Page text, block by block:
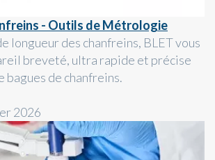
- Outils de Métrologie
longueur des chanfreins, BLET vous
breveté, ultra rapide et précise
bagues de chanfreins.
2026